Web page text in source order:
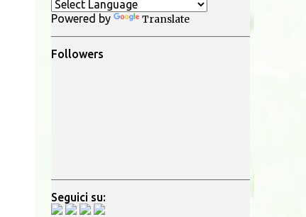
Powered by Translate
Followers
Seguici su: